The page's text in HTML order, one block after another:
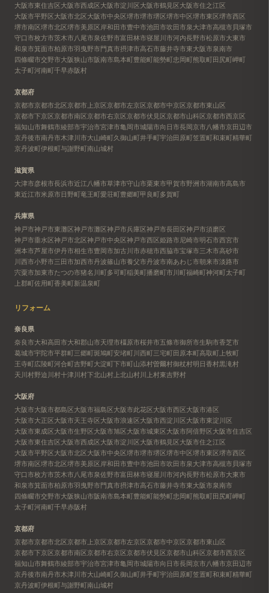
大阪市東住吉区大阪市西成区大阪市淀川区大阪市鶴見区大阪市住之江区
大阪市平野区大阪市北区大阪市中央区堺市堺市堺区堺市中区堺市東区堺市西区
堺市南区堺市北区堺市美原区岸和田市豊中市池田市吹田市泉大津市高槻市 貝塚市
守口市枚方市茨木市八尾市泉佐野市富田林市寝屋川市河内長野市松原市大東市
和泉市箕面市柏原市羽曳野市門真市摂津市高石市藤井寺市東大阪市泉南市
四條畷市交野市大阪狭山市阪南市島本町豊能町能勢町忠岡町熊取町田尻町岬町
太子町河南町千早赤阪村
京都府
京都市京都市北区京都市上京区京都市左京区京都市中京区京都市東山区
京都市下京区京都市南区京都市右京区京都市伏見区京都市山科区京都市西京区
福知山市舞鶴市綾部市宇治市宮津市亀岡市城陽市向日市長岡京市八幡市京田辺市
京丹後市南丹市木津川市大山崎町久御山町井手町宇治田原町笠置町和束町精華町
京丹波町伊根町与謝野町南山城村
滋賀県
大津市彦根市長浜市近江八幡市草津市守山市栗東市甲賀市野洲市湖南市高島市
東近江市米原市日野町竜王町愛荘町豊郷町甲良町多賀町
兵庫県
神戸市神戸市東灘区神戸市灘区神戸市兵庫区神戸市長田区神戸市須磨区
神戸市垂水区神戸市北区神戸市中央区神戸市西区姫路市尼崎市明石市西宮市
洲本市芦屋市伊丹市相生市豊岡市加古川市赤穂市西脇市宝塚市三木市高砂市
川西市小野市三田市加西市丹波篠山市養父市丹波市南あわじ市朝来市淡路市
宍粟市加東市たつの市猪名川町多可町稲美町播磨町市川町福崎町神河町太子町
上郡町佐用町香美町新温泉町
リフォーム
奈良県
奈良市大和高田市大和郡山市天理市橿原市桜井市五條市御所市生駒市香芝市
葛城市宇陀市平群町三郷町斑鳩町安堵町川西町三宅町田原本町高取町 上牧町
王寺町広陵町河合町吉野町大淀町下市町山添村曽爾村御杖村明日香村黒滝村
天川村野迫川村十津川村下北山村 上北山村川上村東吉野村
大阪府
大阪市大阪市都島区大阪市福島区大阪市此花区大阪市西区大阪市港区
大阪市大正区大阪市天王寺区大阪市浪速区大阪市西淀川区大阪市東淀川区
大阪市東成区大阪市生野区大阪市旭区大阪市城東区大阪市阿倍野区大阪市住吉区
大阪市東住吉区大阪市西成区大阪市淀川区大阪市鶴見区大阪市住之江区
大阪市平野区大阪市北区大阪市中央区堺市堺市堺区堺市中区堺市東区堺市西区
堺市南区堺市北区堺市美原区岸和田市豊中市池田市吹田市泉大津市高槻市 貝塚市
守口市枚方市茨木市八尾市泉佐野市富田林市寝屋川市河内長野市松原市大東市
和泉市箕面市柏原市羽曳野市門真市摂津市高石市藤井寺市東大阪市泉南市
四條畷市交野市大阪狭山市阪南市島本町豊能町能勢町忠岡町熊取町田尻町岬町
太子町河南町千早赤阪村
京都府
京都市京都市北区京都市上京区京都市左京区京都市中京区京都市東山区
京都市下京区京都市南区京都市右京区京都市伏見区京都市山科区京都市西京区
福知山市舞鶴市綾部市宇治市宮津市亀岡市城陽市向日市長岡京市八幡市京田辺市
京丹後市南丹市木津川市大山崎町久御山町井手町宇治田原町笠置町和束町精華町
京丹波町伊根町与謝野町南山城村